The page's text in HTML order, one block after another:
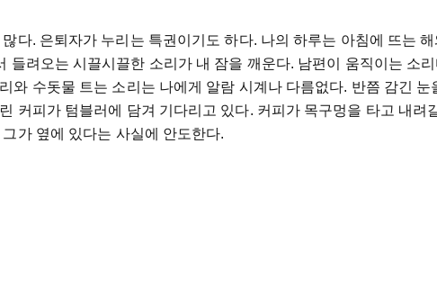
많다. 은퇴자가 누리는 특권이기도 하다. 나의 하루는 아침에 뜨는 해
들려오는 시끌시끌한 소리가 내 잠을 깨운다. 남편이 움직이는 소
와 수돗물 트는 소리는 나에게 알람 시계나 다름없다. 반쯤 감긴 눈
커피가 텀블러에 담겨 기다리고 있다. 커피가 목구멍을 타고 내려
그가 옆에 있다는 사실에 안도한다.